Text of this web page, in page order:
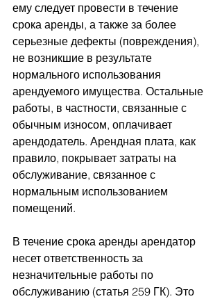
ему следует провести в течение
срока аренды, а также за более
серьезные дефекты (повреждения),
не возникшие в результате
нормального использования
арендуемого имущества. Остальные
работы, в частности, связанные с
обычным износом, оплачивает
арендодатель. Арендная плата, как
правило, покрывает затраты на
обслуживание, связанное с
нормальным использованием
помещений.
В течение срока аренды арендатор
несет ответственность за
незначительные работы по
обслуживанию (статья 259 ГК). Это